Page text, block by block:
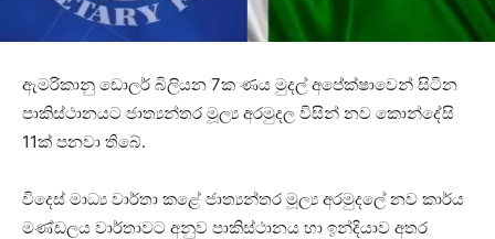
ඇමරිකානු ඩොලර් බිලියන 7ක ණය මුදල් අපේක්ෂාවෙන් සිටින
පාකිස්ථානයට ජාත්‍යන්තර මූල්‍ය අරමුදල විසින් නව කොන්දේසි
11ක් පනවා තිබේ.
විදෙස් මාධ්‍ය වාර්තා කළේ ජාත්‍යන්තර මූල්‍ය අරමුදලේ නව කාර්ය
මණ්ඩලය වාර්තාවට අනුව පාකිස්ථානය හා ඉන්දියාව අතර